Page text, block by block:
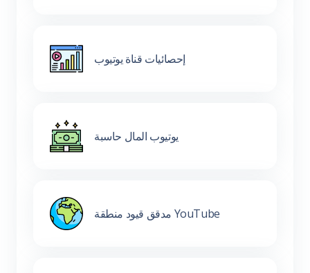
إحصائيات قناة يوتيوب
يوتيوب المال حاسبة
مدقق قيود منطقة YouTube